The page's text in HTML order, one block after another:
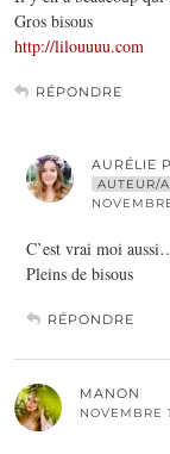
Gros bisous
http://lilouuuu.com
RÉPONDRE
AURÉLIE
AUTEUR/
C’est vrai moi
Pleins de bisous
RÉPONDRE
MANON
NOVEMBRE